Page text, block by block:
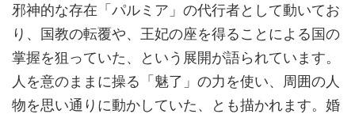
邪神的な存在「パルミア」の代行者として動いてお
り、国教の転覆や、王妃の座を得ることによる国の
掌握を狙っていた、という展開が語られています。
人を意のままに操る「魅了」の力を使い、周囲の人
物を思い通りに動かしていた、とも描かれます。婚